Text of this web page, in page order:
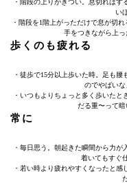
・階段の上りがきつい。息切れは
い
・階段を1階上がっただけで息が切
手をつきながら上っ
歩くのも疲れる
・徒歩で15分以上歩いた時。足も
のでやばいな
・いつもよりちょっと多く歩いた
だる重〜って暗
常に
・毎日思う。朝起きた瞬間から力
着いてもすぐ
・若い時より疲れやすくなったと